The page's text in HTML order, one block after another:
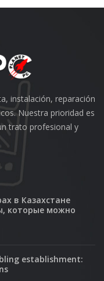
instalación, reparación
Nuestra prioridad es
trato profesional y
в Казахстане
которые можно
establishment: